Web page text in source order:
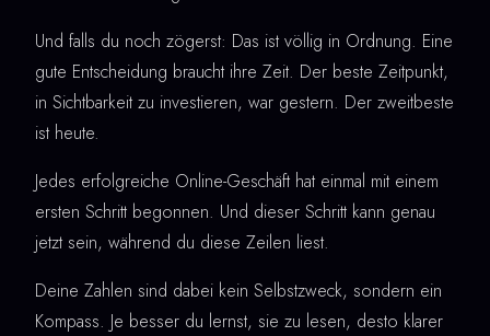
Und falls du noch zögerst: Das ist völlig in Ordnung. Eine
gute Entscheidung braucht ihre Zeit. Der beste Zeitpunkt,
in Sichtbarkeit zu investieren, war gestern. Der zweitbeste
ist heute.
Jedes erfolgreiche Online-Geschäft hat einmal mit einem
ersten Schritt begonnen. Und dieser Schritt kann genau
jetzt sein, während du diese Zeilen liest.
Deine Zahlen sind dabei kein Selbstzweck, sondern ein
Kompass. Je besser du lernst, sie zu lesen, desto klarer